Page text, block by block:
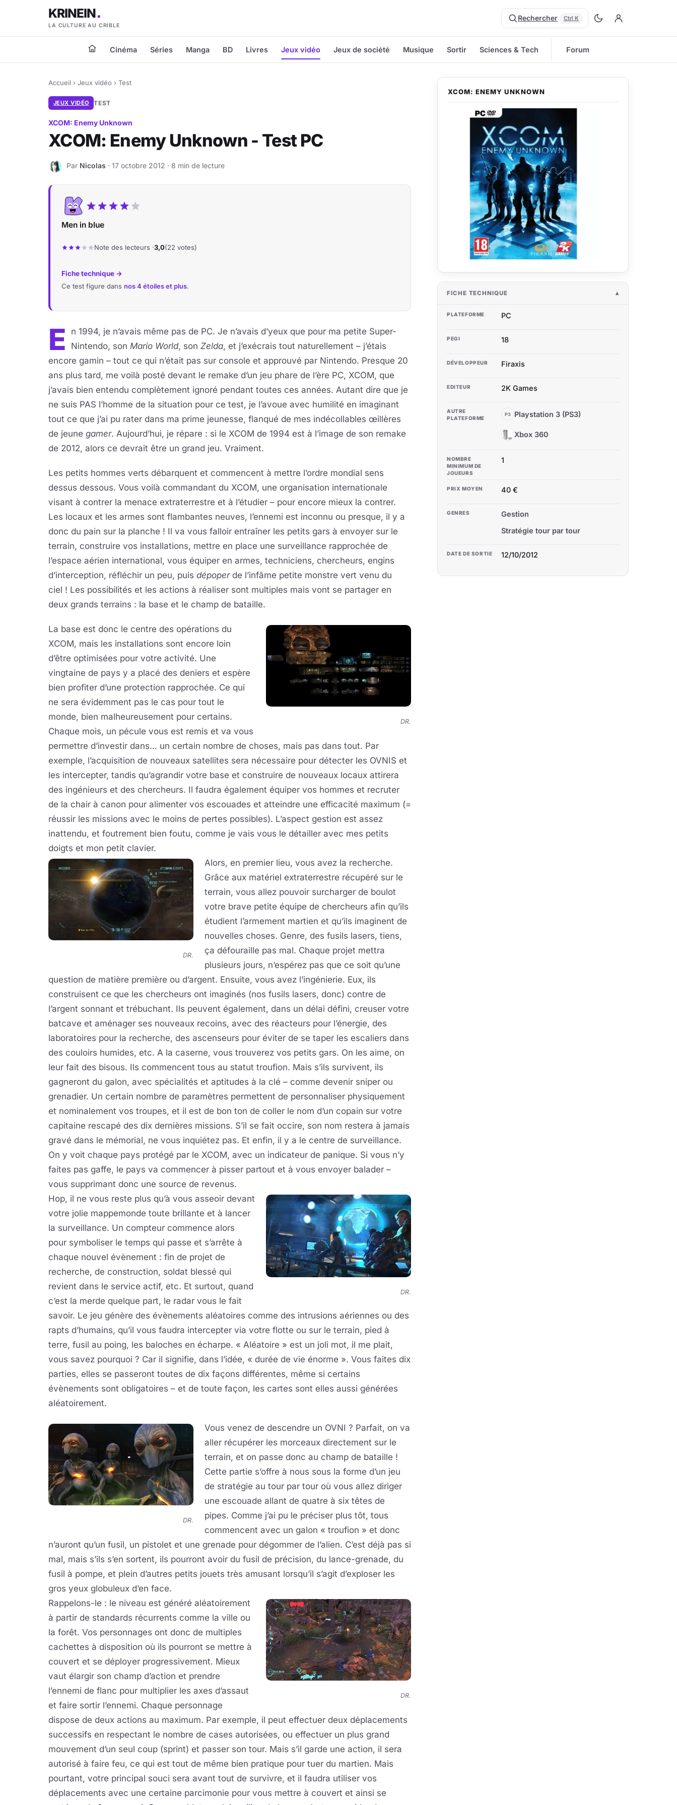
KRINEIN
LA CULTURE AU CRIBLE
Rechercher Ctrl K
Cinéma Séries Manga BD Livres Jeux vidéo Jeux de société Musique Sortir Sciences & Tech Forum
Accueil › Jeux vidéo › Test
JEUX VIDÉO TEST
XCOM: Enemy Unknown
XCOM: Enemy Unknown - Test PC
N Par Nicolas · 17 octobre 2012 · 8 min de lecture
Men in blue
Note des lecteurs ·3,0(22 votes)
Fiche technique →
Ce test figure dans nos 4 étoiles et plus.
E
n 1994, je n’avais même pas de PC. Je n’avais d’yeux que pour ma petite Super-
Nintendo, son Mario World, son Zelda, et j’exécrais tout naturellement – j’étais
encore gamin – tout ce qui n’était pas sur console et approuvé par Nintendo. Presque 20
ans plus tard, me voilà posté devant le remake d’un jeu phare de l’ère PC, XCOM, que
j’avais bien entendu complètement ignoré pendant toutes ces années. Autant dire que je
ne suis PAS l’homme de la situation pour ce test, je l’avoue avec humilité en imaginant
tout ce que j’ai pu rater dans ma prime jeunesse, flanqué de mes indécollables œillères
de jeune gamer. Aujourd’hui, je répare : si le XCOM de 1994 est à l’image de son remake
de 2012, alors ce devrait être un grand jeu. Vraiment.
Les petits hommes verts débarquent et commencent à mettre l’ordre mondial sens
dessus dessous. Vous voilà commandant du XCOM, une organisation internationale
visant à contrer la menace extraterrestre et à l’étudier – pour encore mieux la contrer.
Les locaux et les armes sont flambantes neuves, l’ennemi est inconnu ou presque, il y a
donc du pain sur la planche ! Il va vous falloir entraîner les petits gars à envoyer sur le
terrain, construire vos installations, mettre en place une surveillance rapprochée de
l’espace aérien international, vous équiper en armes, techniciens, chercheurs, engins
d’interception, réfléchir un peu, puis dépoperde l’infâme petite monstre vert venu du
ciel ! Les possibilités et les actions à réaliser sont multiples mais vont se partager en
deux grands terrains : la base et le champ de bataille.
DR.
La base est donc le centre des opérations du
XCOM, mais les installations sont encore loin
d’être optimisées pour votre activité. Une
vingtaine de pays y a placé des deniers et espère
bien profiter d’une protection rapprochée. Ce qui
ne sera évidemment pas le cas pour tout le
monde, bien malheureusement pour certains.
Chaque mois, un pécule vous est remis et va vous
permettre d’investir dans… un certain nombre de choses, mais pas dans tout. Par
exemple, l’acquisition de nouveaux satellites sera nécessaire pour détecter les OVNIS et
les intercepter, tandis qu’agrandir votre base et construire de nouveaux locaux attirera
des ingénieurs et des chercheurs. Il faudra également équiper vos hommes et recruter
de la chair à canon pour alimenter vos escouades et atteindre une efficacité maximum (=
réussir les missions avec le moins de pertes possibles). L’aspect gestion est assez
inattendu, et foutrement bien foutu, comme je vais vous le détailler avec mes petits
doigts et mon petit clavier.
DR.
Alors, en premier lieu, vous avez la recherche.
Grâce aux matériel extraterrestre récupéré sur le
terrain, vous allez pouvoir surcharger de boulot
votre brave petite équipe de chercheurs afin qu’ils
étudient l’armement martien et qu’ils imaginent de
nouvelles choses. Genre, des fusils lasers, tiens,
ça défouraille pas mal. Chaque projet mettra
plusieurs jours, n’espérez pas que ce soit qu’une
question de matière première ou d’argent. Ensuite, vous avez l’ingénierie. Eux, ils
construisent ce que les chercheurs ont imaginés (nos fusils lasers, donc) contre de
l’argent sonnant et trébuchant. Ils peuvent également, dans un délai défini, creuser votre
batcave et aménager ses nouveaux recoins, avec des réacteurs pour l’énergie, des
laboratoires pour la recherche, des ascenseurs pour éviter de se taper les escaliers dans
des couloirs humides, etc. A la caserne, vous trouverez vos petits gars. On les aime, on
leur fait des bisous. Ils commencent tous au statut troufion. Mais s’ils survivent, ils
gagneront du galon, avec spécialités et aptitudes à la clé – comme devenir sniper ou
grenadier. Un certain nombre de paramètres permettent de personnaliser physiquement
et nominalement vos troupes, et il est de bon ton de coller le nom d’un copain sur votre
capitaine rescapé des dix dernières missions. S’il se fait occire, son nom restera à jamais
gravé dans le mémorial, ne vous inquiétez pas. Et enfin, il y a le centre de surveillance.
On y voit chaque pays protégé par le XCOM, avec un indicateur de panique. Si vous n’y
faites pas gaffe, le pays va commencer à pisser partout et à vous envoyer balader –
vous supprimant donc une source de revenus.
DR.
Hop, il ne vous reste plus qu’à vous asseoir devant
votre jolie mappemonde toute brillante et à lancer
la surveillance. Un compteur commence alors
pour symboliser le temps qui passe et s’arrête à
chaque nouvel évènement : fin de projet de
recherche, de construction, soldat blessé qui
revient dans le service actif, etc. Et surtout, quand
c’est la merde quelque part, le radar vous le fait
savoir. Le jeu génère des évènements aléatoires comme des intrusions aériennes ou des
rapts d’humains, qu’il vous faudra intercepter via votre flotte ou sur le terrain, pied à
terre, fusil au poing, les baloches en écharpe. « Aléatoire » est un joli mot, il me plait,
vous savez pourquoi ? Car il signifie, dans l’idée, « durée de vie énorme ». Vous faites dix
parties, elles se passeront toutes de dix façons différentes, même si certains
évènements sont obligatoires – et de toute façon, les cartes sont elles aussi générées
aléatoirement.
DR.
Vous venez de descendre un OVNI ? Parfait, on va
aller récupérer les morceaux directement sur le
terrain, et on passe donc au champ de bataille !
Cette partie s’offre à nous sous la forme d’un jeu
de stratégie au tour par tour où vous allez diriger
une escouade allant de quatre à six têtes de
pipes. Comme j’ai pu le préciser plus tôt, tous
commencent avec un galon « troufion » et donc
n’auront qu’un fusil, un pistolet et une grenade pour dégommer de l’alien. C’est déjà pas si
mal, mais s’ils s’en sortent, ils pourront avoir du fusil de précision, du lance-grenade, du
fusil à pompe, et plein d’autres petits jouets très amusant lorsqu’il s’agit d’exploser les
gros yeux globuleux d’en face.
DR.
Rappelons-le : le niveau est généré aléatoirement
à partir de standards récurrents comme la ville ou
la forêt. Vos personnages ont donc de multiples
cachettes à disposition où ils pourront se mettre à
couvert et se déployer progressivement. Mieux
vaut élargir son champ d’action et prendre
l’ennemi de flanc pour multiplier les axes d’assaut
et faire sortir l’ennemi. Chaque personnage
dispose de deux actions au maximum. Par exemple, il peut effectuer deux déplacements
successifs en respectant le nombre de cases autorisées, ou effectuer un plus grand
mouvement d’un seul coup (sprint) et passer son tour. Mais s’il garde une action, il sera
autorisé à faire feu, ce qui est tout de même bien pratique pour tuer du martien. Mais
pourtant, votre principal souci sera avant tout de survivre, et il faudra utiliser vos
déplacements avec une certaine parcimonie pour vous mettre à couvert et ainsi se
XCOM: ENEMY UNKNOWN
FICHE TECHNIQUE
PLATEFORME PC
PEGI 18
DÉVELOPPEUR Firaxis
EDITEUR 2K Games
AUTRE
PLATEFORME
P3 Playstation 3 (PS3)
Xbox 360
NOMBRE
MINIMUM DE
JOUEURS
1
PRIX MOYEN 40 €
GENRES
Gestion
Stratégie tour par tour
DATE DE SORTIE 12/10/2012